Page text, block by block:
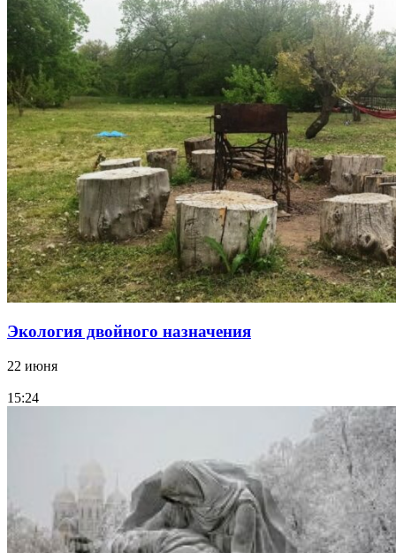
Экология двойного назначения
22 июня
15:24